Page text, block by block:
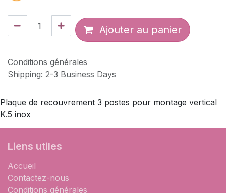
Ajouter au panier
Conditions générales
Shipping: 2-3 Business Days
Plaque de recouvrement 3 postes pour montage vertical
K.5 inox
Liens utiles
Accueil
Contactez-nous
Conditions générales